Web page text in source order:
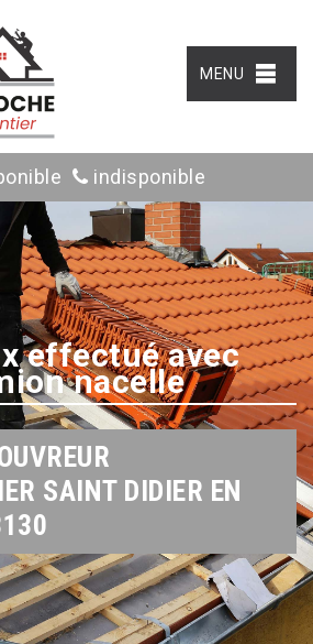
MENU
indisponible
effectué avec
nacelle
SAINT DIDIER EN